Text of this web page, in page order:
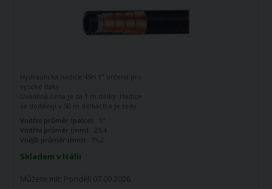
Skladem v Itálii
Můžete mít: Pondělí 07.09.2026
Hydraulická hadice 4SH 1" určená pro
vysoké tlaky.
Uváděná cena je za 1 m délky. Hadice
se dodávají v 50 m délkách a je tedy
50 m (100, 200, 300) V případě
objednávky menší než 50 m, nebo
necelého násobku bude množství
automaticky navýšeno na rovný
Vnitřní průměr (palce):
1"
Vnitřní průměr (mm):
25,4
Vnější průměr (mm):
39,2